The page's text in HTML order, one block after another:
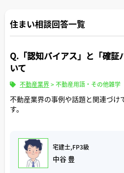
住まい相談回答一覧
Q.「認知バイアス」と「確証
いて
不動産業界>不動産用語・その他雑学
不動産業界の事例や話題と関連づけ
す。
宅建士,FP3級
中谷 豊